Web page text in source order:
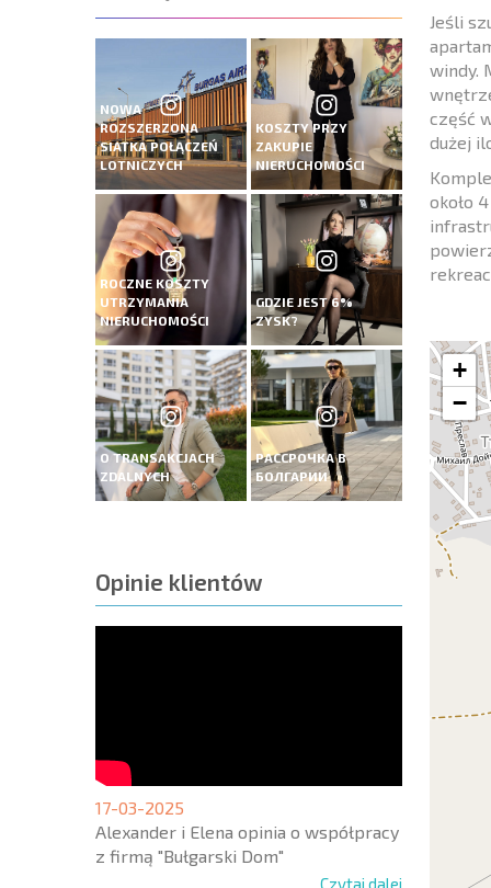
NOWA
ROZSZERZONA
SIATKA POŁĄCZEŃ
LOTNICZYCH
KOSZTY PRZY
ZAKUPIE
NIERUCHOMOŚCI
ROCZNE KOSZTY
UTRZYMANIA
NIERUCHOMOŚCI
GDZIE JEST 6%
ZYSK?
O TRANSAKCJACH
ZDALNYCH
РАССРОЧКА В
БОЛГАРИИ
Opinie klientów
17-03-2025
Alexander i Elena opinia o współpracy
z firmą "Bułgarski Dom"
Czytaj dalej
Jeśli
windy.
część
dużej
około
+
−